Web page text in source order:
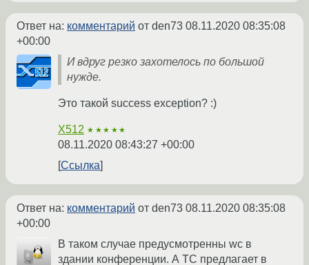
Ответ на: комментарий от den73 08.11.2020 08:35:08
+00:00
И вдруг резко захотелось по большой
нужде.
Это такой success exception? :)
X512 ★★★★★
08.11.2020 08:43:27 +00:00
Ссылка
Ответ на: комментарий от den73 08.11.2020 08:35:08
+00:00
В таком случае предусмотренны wc в
здании конференции. А ТС предлагает в